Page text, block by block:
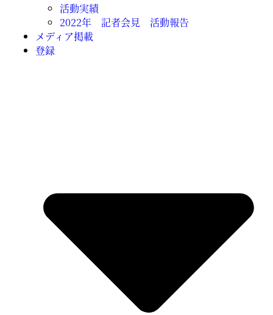
活動実績
2022年 記者会見 活動報告
メディア掲載
登録